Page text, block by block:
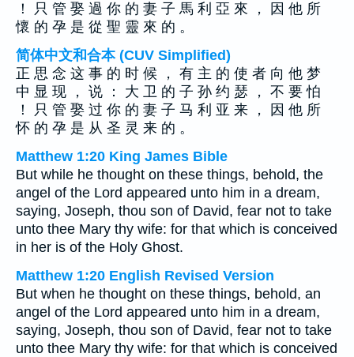
！ 只 管 娶 過 你 的 妻 子 馬 利 亞 來 ， 因 他 所
懷 的 孕 是 從 聖 靈 來 的 。
简体中文和合本 (CUV Simplified)
正 思 念 这 事 的 时 候 ， 有 主 的 使 者 向 他 梦
中 显 现 ， 说 ： 大 卫 的 子 孙 约 瑟 ， 不 要 怕
！ 只 管 娶 过 你 的 妻 子 马 利 亚 来 ， 因 他 所
怀 的 孕 是 从 圣 灵 来 的 。
Matthew 1:20 King James Bible
But while he thought on these things, behold, the
angel of the Lord appeared unto him in a dream,
saying, Joseph, thou son of David, fear not to take
unto thee Mary thy wife: for that which is conceived
in her is of the Holy Ghost.
Matthew 1:20 English Revised Version
But when he thought on these things, behold, an
angel of the Lord appeared unto him in a dream,
saying, Joseph, thou son of David, fear not to take
unto thee Mary thy wife: for that which is conceived